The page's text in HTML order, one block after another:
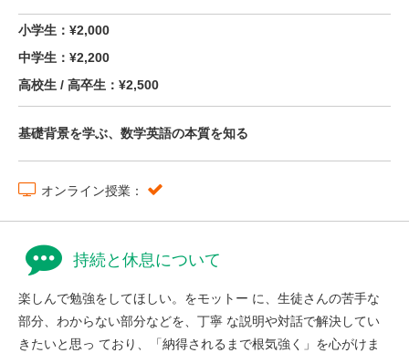
小学生：¥2,000
中学生：¥2,200
高校生 / 高卒生：¥2,500
基礎背景を学ぶ、数学英語の本質を知る
オンライン授業：
持続と休息について
楽しんで勉強をしてほしい。をモットー に、生徒さんの苦手な
部分、わからない部分などを、丁寧 な説明や対話で解決してい
きたいと思っ ており、「納得されるまで根気強く」を心がけま